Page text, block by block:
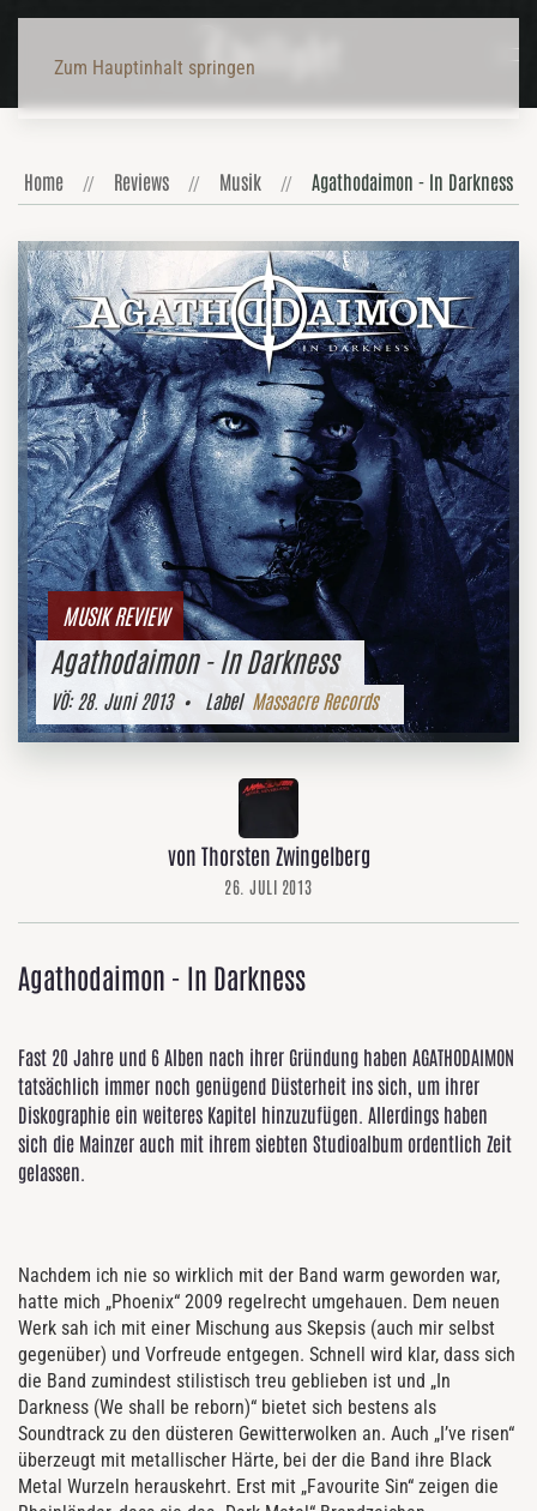
Zum Hauptinhalt springen
Home Reviews Musik Agathodaimon - In Darkness
MUSIK REVIEW
Agathodaimon - In Darkness
VÖ:28. Juni 2013• Label Massacre Records
von Thorsten Zwingelberg
26. JULI 2013
Agathodaimon - In Darkness
Fast 20 Jahre und 6 Alben nach ihrer Gründung haben AGATHODAIMON
tatsächlich immer noch genügend Düsterheit ins sich, um ihrer
Diskographie ein weiteres Kapitel hinzuzufügen. Allerdings haben
sich die Mainzer auch mit ihrem siebten Studioalbum ordentlich Zeit
gelassen.
Nachdem ich nie so wirklich mit der Band warm geworden war,
hatte mich „Phoenix“ 2009 regelrecht umgehauen. Dem neuen
Werk sah ich mit einer Mischung aus Skepsis (auch mir selbst
gegenüber) und Vorfreude entgegen. Schnell wird klar, dass sich
die Band zumindest stilistisch treu geblieben ist und „In
Darkness (We shall be reborn)“ bietet sich bestens als
Soundtrack zu den düsteren Gewitterwolken an. Auch „I’ve risen“
überzeugt mit metallischer Härte, bei der die Band ihre Black
Metal Wurzeln herauskehrt. Erst mit „Favourite Sin“ zeigen die